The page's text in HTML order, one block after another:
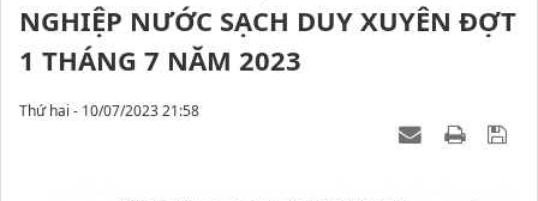
NGHIỆP NƯỚC SẠCH DUY XUYÊN ĐỢT
1 THÁNG 7 NĂM 2023
Thứ hai - 10/07/2023 21:58